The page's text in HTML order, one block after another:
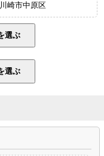
川崎市中原区